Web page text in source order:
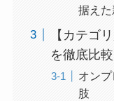
据え
【カテゴ
を徹底比較
オン
肢